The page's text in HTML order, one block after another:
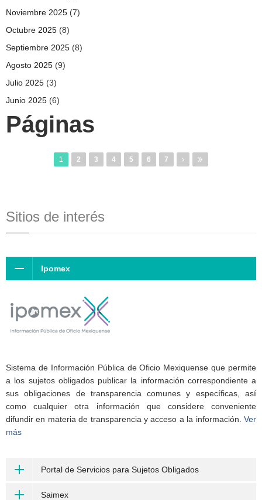
Noviembre 2025 (7)
Octubre 2025 (8)
Septiembre 2025 (8)
Agosto 2025 (9)
Julio 2025 (3)
Junio 2025 (6)
Páginas
1 2 3 4 5 6 7
Sitios de interés
Ipomex
Sistema de Información Pública de Oficio Mexiquense que permite
a los sujetos obligados publicar la información correspondiente a
sus obligaciones de transparencia comunes y específicas, así
como cualquier otra información que considere conveniente
difundir en materia de transparencia y acceso a la información. Ver
más
Portal de Servicios para Sujetos Obligados
Saimex